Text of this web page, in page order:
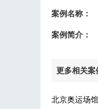
案例名称：
案例简介：
更多相关案
北京奥运场